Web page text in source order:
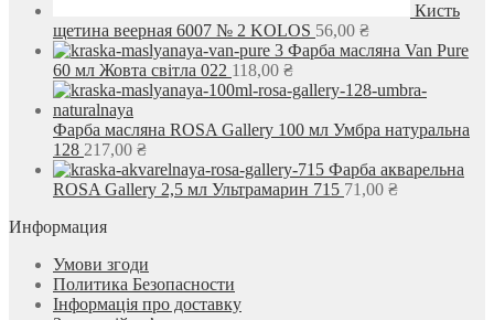
Кисть
щетина веерная 6007 № 2 KOLOS 56,00 ₴
Фарба масляна Van Pure
60 мл Жовта світла 022 118,00 ₴
Фарба масляна ROSA Gallery 100 мл Умбра натуральна
128 217,00 ₴
Фарба акварельна
ROSA Gallery 2,5 мл Ультрамарин 715 71,00 ₴
Информация
Умови згоди
Политика Безопасности
Інформація про доставку